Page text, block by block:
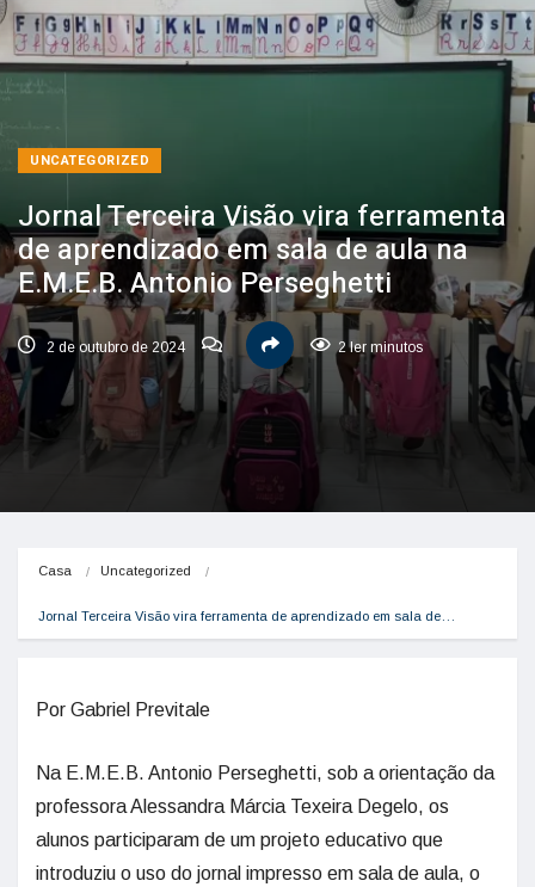
UNCATEGORIZED
Jornal Terceira Visão vira ferramenta
de aprendizado em sala de aula na
E.M.E.B. Antonio Perseghetti
2 de outubro de 2024 2 ler minutos
Casa Uncategorized
Jornal Terceira Visão vira ferramenta de aprendizado em sala de…
Por Gabriel Previtale
Na E.M.E.B. Antonio Perseghetti, sob a orientação da
professora Alessandra Márcia Texeira Degelo, os
alunos participaram de um projeto educativo que
introduziu o uso do jornal impresso em sala de aula, o